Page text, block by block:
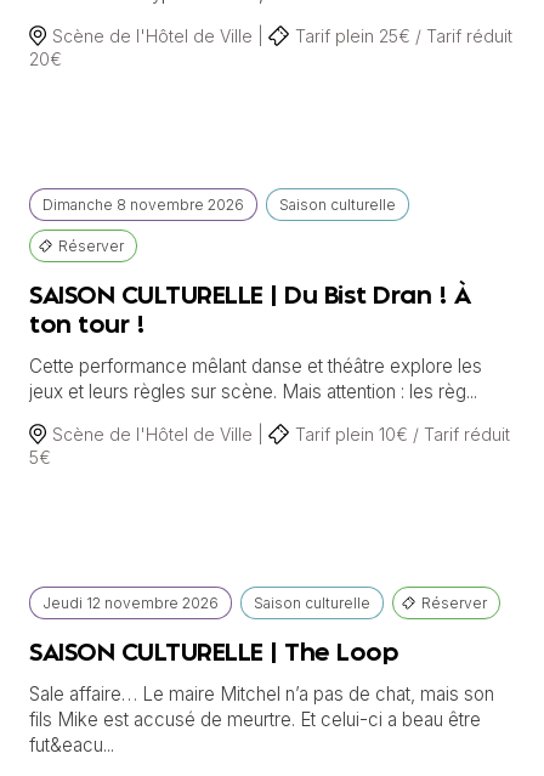
Scène de l'Hôtel de Ville |
Tarif plein 25€ / Tarif réduit
20€
Dimanche 8 novembre 2026 Saison culturelle
Réserver
SAISON CULTURELLE | Du Bist Dran ! À
ton tour !
Cette performance mêlant danse et théâtre explore les
jeux et leurs règles sur scène. Mais attention : les règ...
Scène de l'Hôtel de Ville |
Tarif plein 10€ / Tarif réduit
5€
Jeudi 12 novembre 2026 Saison culturelle Réserver
SAISON CULTURELLE | The Loop
Sale affaire… Le maire Mitchel n’a pas de chat, mais son
fils Mike est accusé de meurtre. Et celui-ci a beau être
fut&eacu...